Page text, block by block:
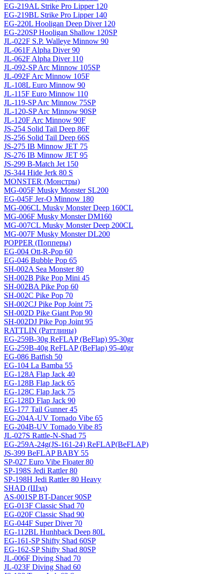
EG-219AL Strike Pro Lipper 120
EG-219BL Strike Pro Lipper 140
EG-220L Hooligan Deep Diver 120
EG-220SP Hooligan Shallow 120SP
JL-022F S.P. Walleye Minnow 90
JL-061F Alpha Diver 90
JL-062F Alpha Diver 110
JL-092-SP Arc Minnow 105SP
JL-092F Arc Minnow 105F
JL-108L Euro Minnow 90
JL-115F Euro Minnow 110
JL-119-SP Arc Minnow 75SP
JL-120-SP Arc Minnow 90SP
JL-120F Arc Minnow 90F
JS-254 Solid Tail Deep 86F
JS-256 Solid Tail Deep 66S
JS-275 IB Minnow JET 75
JS-276 IB Minnow JET 95
JS-299 B-Match Jet 150
JS-344 Hide Jerk 80 S
MONSTER (Монстры)
MG-005F Musky Monster SL200
EG-045F Jer-O Minnow 180
MG-006CL Musky Monster Deep 160CL
MG-006F Musky Monster DM160
MG-007CL Musky Monster Deep 200CL
MG-007F Musky Monster DL200
POPPER (Попперы)
EG-004 Ott-R-Pop 60
EG-046 Bubble Pop 65
SH-002A Sea Monster 80
SH-002B Pike Pop Mini 45
SH-002BA Pike Pop 60
SH-002C Pike Pop 70
SH-002CJ Pike Pop Joint 75
SH-002D Pike Giant Pop 90
SH-002DJ Pike Pop Joint 95
RATTLIN (Раттлины)
EG-259B-30g ReFLAP (BeFlap) 95-30gr
EG-259B-40g ReFLAP (BeFlap) 95-40gr
EG-086 Batfish 50
EG-104 La Bamba 55
EG-128A Flap Jack 40
EG-128B Flap Jack 65
EG-128C Flap Jack 75
EG-128D Flap Jack 90
EG-177 Tail Gunner 45
EG-204A-UV Tornado Vibe 65
EG-204B-UV Tornado Vibe 85
JL-027S Rattle-N-Shad 75
EG-259A-24g(JS-161-24) ReFLAP(BeFLAP)
JS-399 BeFLAP BABY 55
SP-027 Euro Vibe Floater 80
SP-198S Jedi Rattler 80
SP-198H Jedi Rattler 80 Heavy
SHAD (Шэд)
AS-001SP BT-Dancer 90SP
EG-013F Classic Shad 70
EG-020F Classic Shad 90
EG-044F Super Diver 70
EG-112BL Hunhback Deep 80L
EG-161-SP Shifty Shad 60SP
EG-162-SP Shifty Shad 80SP
JL-006F Diving Shad 70
JL-023F Diving Shad 60